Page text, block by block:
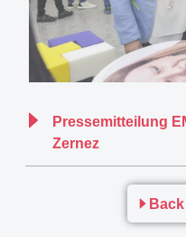
Pressemitteilung
Zernez